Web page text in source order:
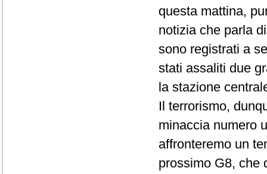
questa mattina,
notizia che parla
sono registrati a
stati assaliti due
la stazione
Il terrorismo,
minaccia numero
affronteremo un
prossimo G8, che